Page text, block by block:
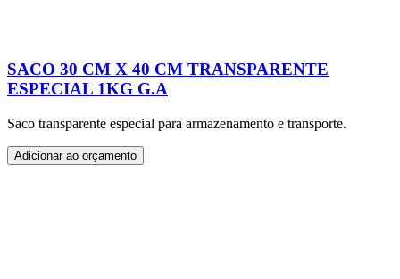
SACO 30 CM X 40 CM TRANSPARENTE
ESPECIAL 1KG G.A
Saco transparente especial para armazenamento e transporte.
Adicionar ao orçamento